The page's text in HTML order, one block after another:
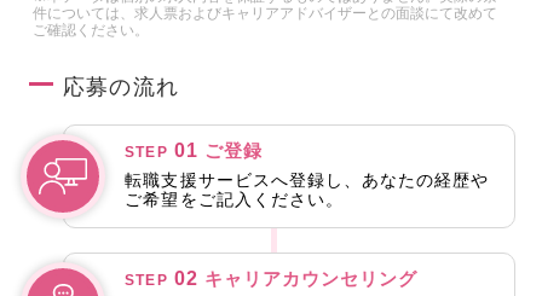
件については、求人票およびキャリアアドバイザーとの面談にて改めて
ご確認ください。
応募の流れ
STEP 01 ご登録
転職支援サービスへ登録し、あなたの経歴や
ご希望をご記入ください。
STEP 02 キャリアカウンセリング